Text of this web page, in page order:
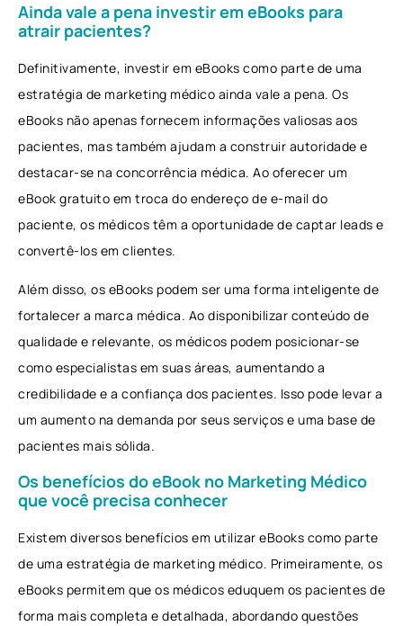
Ainda vale a pena investir em eBooks para
atrair pacientes?
Definitivamente, investir em eBooks como parte de uma
estratégia de marketing médico ainda vale a pena. Os
eBooks não apenas fornecem informações valiosas aos
pacientes, mas também ajudam a construir autoridade e
destacar-se na concorrência médica. Ao oferecer um
eBook gratuito em troca do endereço de e-mail do
paciente, os médicos têm a oportunidade de captar leads e
convertê-los em clientes.
Além disso, os eBooks podem ser uma forma inteligente de
fortalecer a marca médica. Ao disponibilizar conteúdo de
qualidade e relevante, os médicos podem posicionar-se
como especialistas em suas áreas, aumentando a
credibilidade e a confiança dos pacientes. Isso pode levar a
um aumento na demanda por seus serviços e uma base de
pacientes mais sólida.
Os benefícios do eBook no Marketing Médico
que você precisa conhecer
Existem diversos benefícios em utilizar eBooks como parte
de uma estratégia de marketing médico. Primeiramente, os
eBooks permitem que os médicos eduquem os pacientes de
forma mais completa e detalhada, abordando questões